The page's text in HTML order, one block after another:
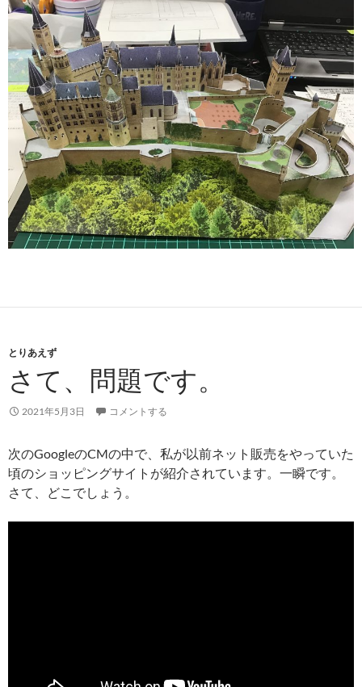
とりあえず
さて、問題です。
2021年5月3日 コメントする
次のGoogleのCMの中で、私が以前ネット販売をやっていた
頃のショッピングサイトが紹介されています。一瞬です。
さて、どこでしょう。